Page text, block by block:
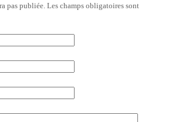
pas publiée. Les champs obligatoires sont